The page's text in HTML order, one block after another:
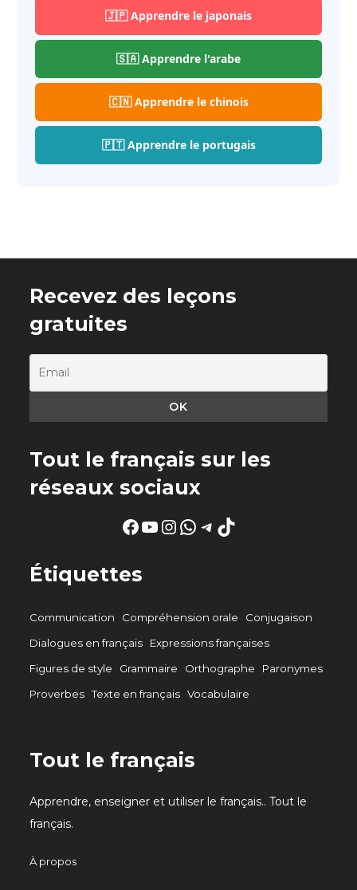
🇯🇵 Apprendre le japonais
🇸🇦 Apprendre l'arabe
🇨🇳 Apprendre le chinois
🇵🇹 Apprendre le portugais
Recevez des leçons
gratuites
Tout le français sur les
réseaux sociaux
Facebook
YouTube
Instagram
WhatsApp
Telegram
TikTok
Étiquettes
Communication Compréhension orale
Conjugaison
Dialogues en français
Expressions françaises
Figures de style
Grammaire Orthographe
Paronymes
Proverbes Texte en français Vocabulaire
Tout le français
Apprendre, enseigner et utiliser le français.. Tout le
français.
À propos